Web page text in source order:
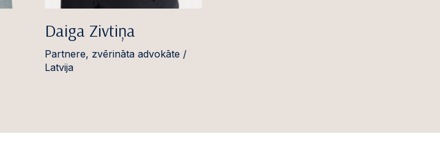
Daiga Zivtiņa
Partnere, zvērināta advokāte /
Latvija